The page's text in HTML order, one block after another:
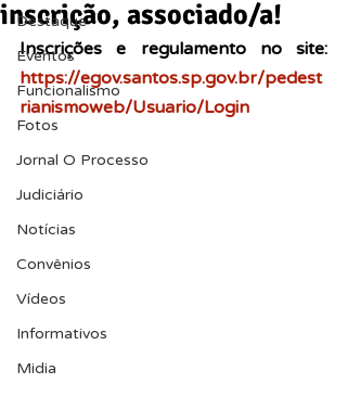
Destaque
Eventos
Funcionalismo
Fotos
Jornal O Processo
Judiciário
Notícias
Convênios
Vídeos
Informativos
Midia
inscrição, associado/a!
https://egov.santos.sp.gov.br/pedest
rianismoweb/Usuario/Login